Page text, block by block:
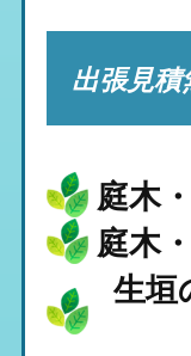
出張見積
庭木
庭木
生垣